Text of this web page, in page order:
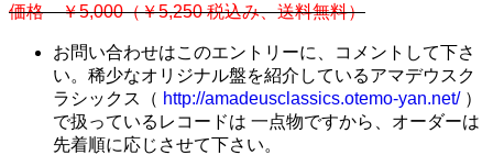
価格 ￥5,000（￥5,250 税込み、送料無料）
お問い合わせはこのエントリーに、コメントして下さ
い。稀少なオリジナル盤を紹介しているアマデウスク
ラシックス（ http://amadeusclassics.otemo-yan.net/）
で扱っているレコードは 一点物ですから、オーダーは
先着順に応じさせて下さい。